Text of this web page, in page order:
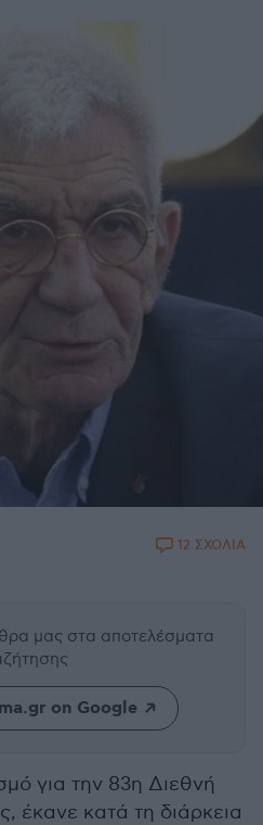
12 ΣΧΟΛΙΑ
μας στα αποτελέσματα
on Google
για την 83η Διεθνή
έκανε κατά τη διάρκεια